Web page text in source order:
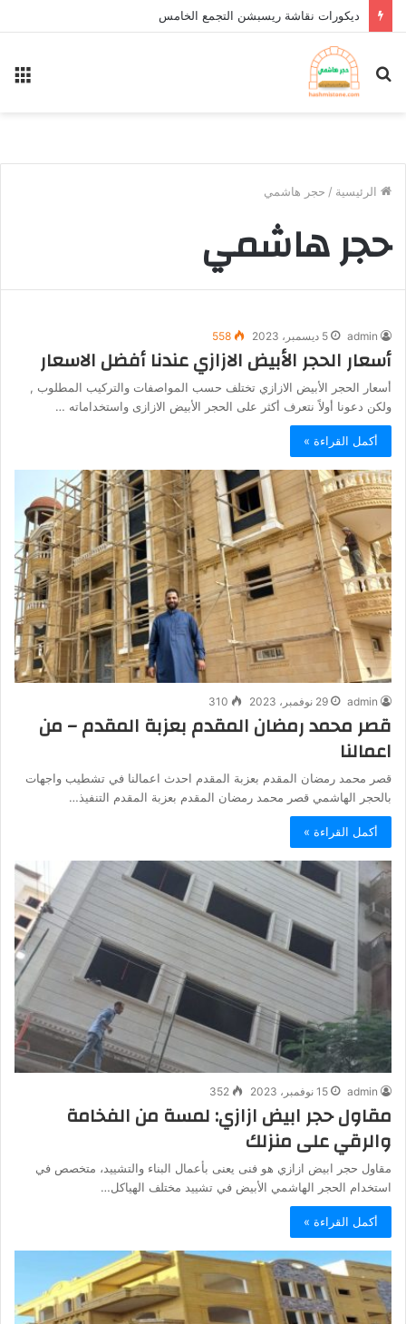
ديكورات نقاشة ريسبشن التجمع الخامس
بحث
عن
الرئيسية / حجر هاشمي
حجر هاشمي
admin 5 ديسمبر، 2023 558
أسعار الحجر الأبيض الازازي عندنا أفضل الاسعار
أسعار الحجر الأبيض الازازي تختلف حسب المواصفات والتركيب المطلوب ,
ولكن دعونا أولاً نتعرف أكثر على الحجر الأبيض الازازى واستخداماته …
أكمل القراءة »
admin 29 نوفمبر، 2023 310
قصر محمد رمضان المقدم بعزبة المقدم – من
اعمالنا
قصر محمد رمضان المقدم بعزبة المقدم احدث اعمالنا في تشطيب واجهات
بالحجر الهاشمي قصر محمد رمضان المقدم بعزبة المقدم التنفيذ…
أكمل القراءة »
admin 15 نوفمبر، 2023 352
مقاول حجر ابيض ازازي: لمسة من الفخامة
والرقي على منزلك
مقاول حجر ابيض ازازي هو فنى يعنى بأعمال البناء والتشييد، متخصص في
استخدام الحجر الهاشمي الأبيض في تشييد مختلف الهياكل…
أكمل القراءة »